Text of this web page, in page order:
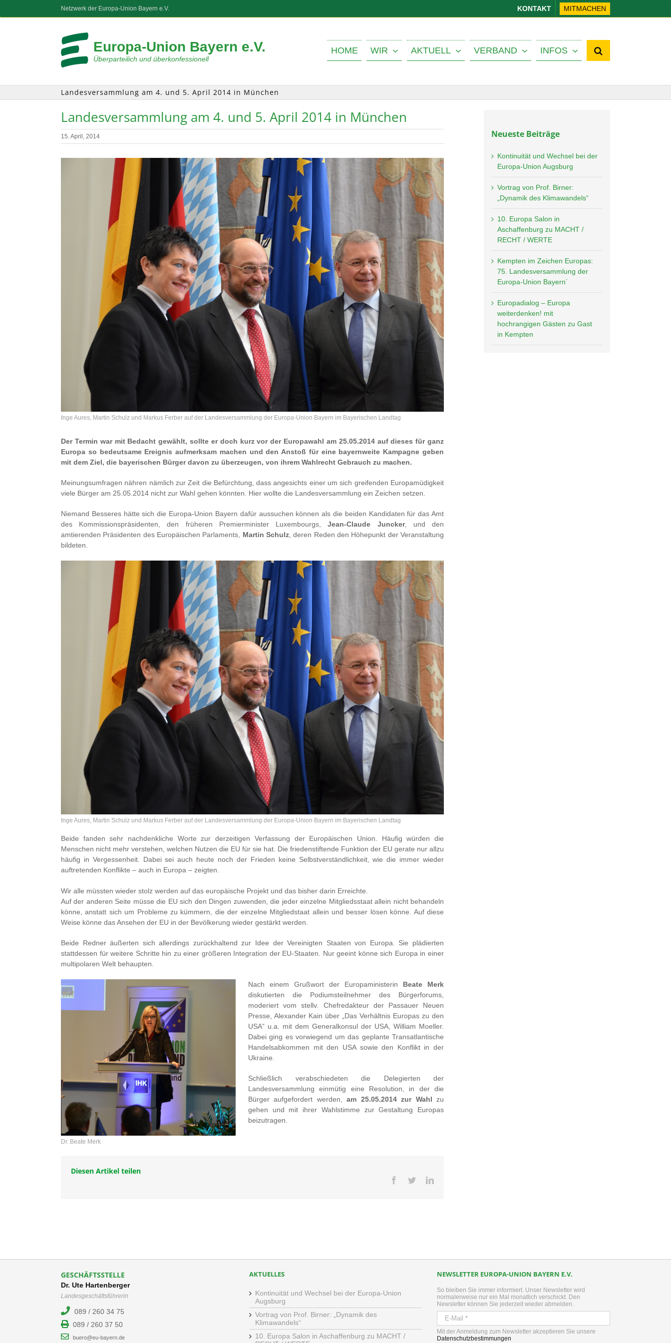
Netzwerk der Europa-Union Bayern e.V. KONTAKT MITMACHEN
Europa-Union Bayern e.V.
Überparteilich und überkonfessionell
HOME WIR AKTUELL VERBAND INFOS
Landesversammlung am 4. und 5. April 2014 in München
Landesversammlung am 4. und 5. April 2014 in München
15. April, 2014
Inge Aures, Martin Schulz und Markus Ferber auf der Landesversammlung der Europa-Union Bayern im Bayerischen Landtag
Der Termin war mit Bedacht gewählt, sollte er doch kurz vor der Europawahl am 25.05.2014 auf dieses für ganz
Europa so bedeutsame Ereignis aufmerksam machen und den Anstoß für eine bayernweite Kampagne geben
mit dem Ziel, die bayerischen Bürger davon zu überzeugen, von ihrem Wahlrecht Gebrauch zu machen.
Meinungsumfragen nähren nämlich zur Zeit die Befürchtung, dass angesichts einer um sich greifenden Europamüdigkeit
viele Bürger am 25.05.2014 nicht zur Wahl gehen könnten. Hier wollte die Landesversammlung ein Zeichen setzen.
Niemand Besseres hätte sich die Europa-Union Bayern dafür aussuchen können als die beiden Kandidaten für das Amt
des Kommissionspräsidenten, den früheren Premierminister Luxembourgs,Jean-Claude Juncker, und den
amtierenden Präsidenten des Europäischen Parlaments, Martin Schulz , deren Reden den Höhepunkt der Veranstaltung
bildeten.
Inge Aures, Martin Schulz und Markus Ferber auf der Landesversammlung der Europa-Union Bayern im Bayerischen Landtag
Beide fanden sehr nachdenkliche Worte zur derzeitigen Verfassung der Europäischen Union. Häufig würden die
Menschen nicht mehr verstehen, welchen Nutzen die EU für sie hat. Die friedenstiftende Funktion der EU gerate nur allzu
häufig in Vergessenheit. Dabei sei auch heute noch der Frieden keine Selbstverständlichkeit, wie die immer wieder
auftretenden Konflikte – auch in Europa – zeigten.
Wir alle müssten wieder stolz werden auf das europäische Projekt und das bisher darin Erreichte.
Auf der anderen Seite müsse die EU sich den Dingen zuwenden, die jeder einzelne Mitgliedsstaat allein nicht behandeln
könne, anstatt sich um Probleme zu kümmern, die der einzelne Mitgliedstaat allein und besser lösen könne. Auf diese
Weise könne das Ansehen der EU in der Bevölkerung wieder gestärkt werden.
Beide Redner äußerten sich allerdings zurückhaltend zur Idee der Vereinigten Staaten von Europa. Sie plädierten
stattdessen für weitere Schritte hin zu einer größeren Integration der EU-Staaten. Nur geeint könne sich Europa in einer
multipolaren Welt behaupten.
Dr. Beate Merk
Nach einem Grußwort der Europaministerin Beate Merk
diskutierten die Podiumsteilnehmer des Bürgerforums,
moderiert vom stellv. Chefredakteur der Passauer Neuen
Presse, Alexander Kain über „Das Verhältnis Europas zu den
USA“ u.a. mit dem Generalkonsul der USA, William Moeller.
Dabei ging es vorwiegend um das geplante Transatlantische
Handelsabkommen mit den USA sowie den Konflikt in der
Ukraine.
Schließlich verabschiedeten die Delegierten der
Landesversammlung einmütig eine Resolution, in der die
Bürger aufgefordert werden,am 25.05.2014 zur Wahl zu
gehen und mit ihrer Wahlstimme zur Gestaltung Europas
beizutragen.
Diesen Artikel teilen
Facebook
TwitterLinkedIn
Neueste Beiträge
Kontinuität und Wechsel bei der
Europa-Union Augsburg
Vortrag von Prof. Birner:
„Dynamik des Klimawandels“
10. Europa Salon in
Aschaffenburg zu MACHT /
RECHT / WERTE
Kempten im Zeichen Europas:
75. Landesversammlung der
Europa-Union Bayern´
Europadialog – Europa
weiterdenken! mit
hochrangigen Gästen zu Gast
in Kempten
GESCHÄFTSSTELLE
Dr. Ute Hartenberger
Landesgeschäftsführerin
089 / 260 34 75
089 / 260 37 50
buero@eu-bayern.de
AKTUELLES
Kontinuität und Wechsel bei der Europa-Union
Augsburg
Vortrag von Prof. Birner: „Dynamik des
Klimawandels“
10. Europa Salon in Aschaffenburg zu MACHT /
NEWSLETTER EUROPA-UNION BAYERN E.V.
So bleiben Sie immer informiert. Unser Newsletter wird
normalerweise nur ein Mal monatlich verschickt. Den
Newsletter können Sie jederzeit wieder abmelden.
Mit der Anmeldung zum Newsletter akzeptieren Sie unsere
Datenschutzbestimmungen